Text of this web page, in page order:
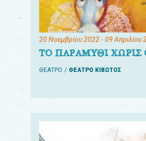
20 Νοεμβρίου 2022- 09 Απριλίου
ΤΟ ΠΑΡΑΜΥΘΙ
ΘΕΑΤΡΟ ΘΕΑΤΡΟ ΚΙΒΩΤΟΣ